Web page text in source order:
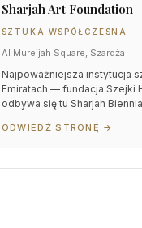
Sharjah Art Foundation
SZTUKA WSPÓŁCZESNA
Al Mureijah Square, Szardża
Najpoważniejsza instytucja
Emiratach — fundacja Szejki
odbywa się tu Sharjah
ODWIEDŹ STRONĘ →